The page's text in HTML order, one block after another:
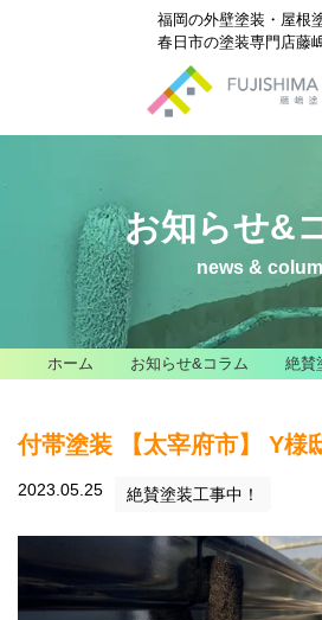
福岡の外壁塗装・屋根
春日市の塗装専門店藤
お知らせ&
news &
ホーム お知らせ&コラム 絶賛
付帯塗装 【太宰府市】 Y様
2023.05.25 絶賛塗装工事中！